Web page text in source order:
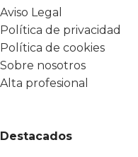
Aviso Legal
Política de privacidad
Política de cookies
Sobre nosotros
Alta profesional
Destacados